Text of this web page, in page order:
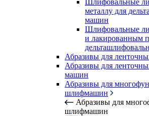
Шлифовальные
металлу для
машин
Шлифовальные
и лакированным
Абразивы для
Абразивы для
машин
Абразивы для
шлифмашин
Абразивы для
шлифмашин